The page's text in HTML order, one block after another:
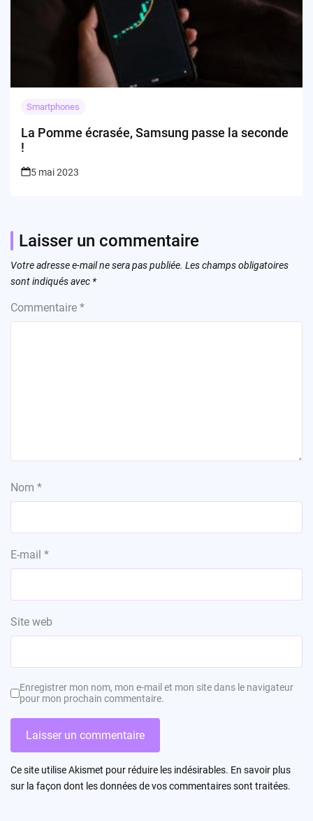
Smartphones
La Pomme écrasée, Samsung passe la seconde
!
5 mai 2023
Laisser un commentaire
Votre adresse e-mail ne sera pas publiée. Les champs obligatoires
sont indiqués avec *
Commentaire *
Nom *
E-mail *
Site web
Enregistrer mon nom, mon e-mail et mon site dans le navigateur
pour mon prochain commentaire.
Ce site utilise Akismet pour réduire les indésirables. En savoir plus
sur la façon dont les données de vos commentaires sont traitées.